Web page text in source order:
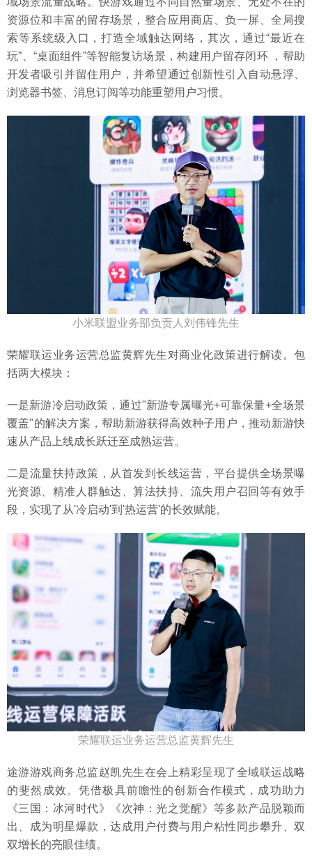
资源位和丰富的留存场景，整合应用商店、负一屏、全局搜
索等系统级入口，打造全域触达网络，其次，通过“最近在
玩”、“桌面组件”等智能复访场景，构建用户留存闭环 ，帮助
开发者吸引并留住用户，并希望通过创新性引入自动悬浮、
浏览器书签、消息订阅等功能重塑用户习惯。
小米联盟业务部负责人刘伟锋先生
荣耀联运业务运营总监黄辉先生对商业化政策进行解读。包
括两大模块：
一是新游冷启动政策，通过"新游专属曝光+可靠保量+全场景
覆盖"的解决方案，帮助新游获得高效种子用户，推动新游快
速从产品上线成长跃迁至成熟运营。
二是流量扶持政策，从首发到长线运营，平台提供全场景曝
光资源、精准人群触达、算法扶持、流失用户召回等有效手
段，实现了从'冷启动'到'热运营'的长效赋能。
荣耀联运业务运营总监黄辉先生
途游游戏商务总监赵凯先生在会上精彩呈现了全域联运战略
的斐然成效。凭借极具前瞻性的创新合作模式，成功助力
《三国：冰河时代》《次神：光之觉醒》等多款产品脱颖而
出、成为明星爆款，达成用户付费与用户粘性同步攀升、双
双增长的亮眼佳绩。